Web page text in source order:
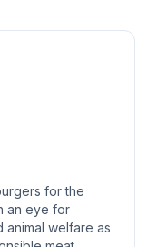
for the
an eye for
animal welfare as